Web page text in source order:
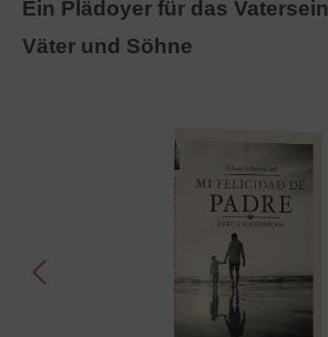
Ein Plädoyer für das
Väter und Söhne